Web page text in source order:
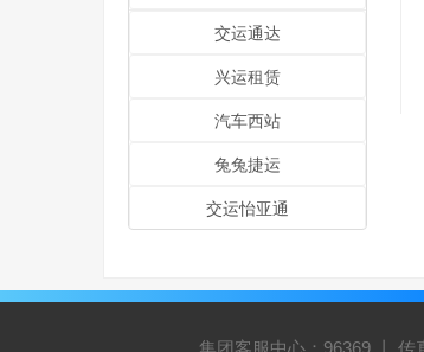
交运通达
兴运租赁
汽车西站
兔兔捷运
交运怡亚通
集团客服中心：96369 丨